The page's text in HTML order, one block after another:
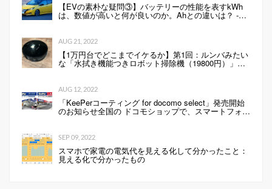
【EVの素朴な疑問③】バッテリーの性能を表すkWh
は、数値が高いと何が良いのか。Ahとの違いは？ -
Webモーターマガジン
AUG 21, 2022
【1万円台でどこまでイケるか】第1回：ルンバみたい
な「水拭き機能つきロボット掃除機（19800円）」の
性能は…
AUG 12, 2022
「KeePerコーティング for docomo select」発売開始
のお知らせ全国の ドコモショップで、スマートフォン
にKeePerコーティングを行います 企業リリース
SEP 09, 2022
スマホで家電の電気代を見える化して分かったこと：
見える化で分かったもの